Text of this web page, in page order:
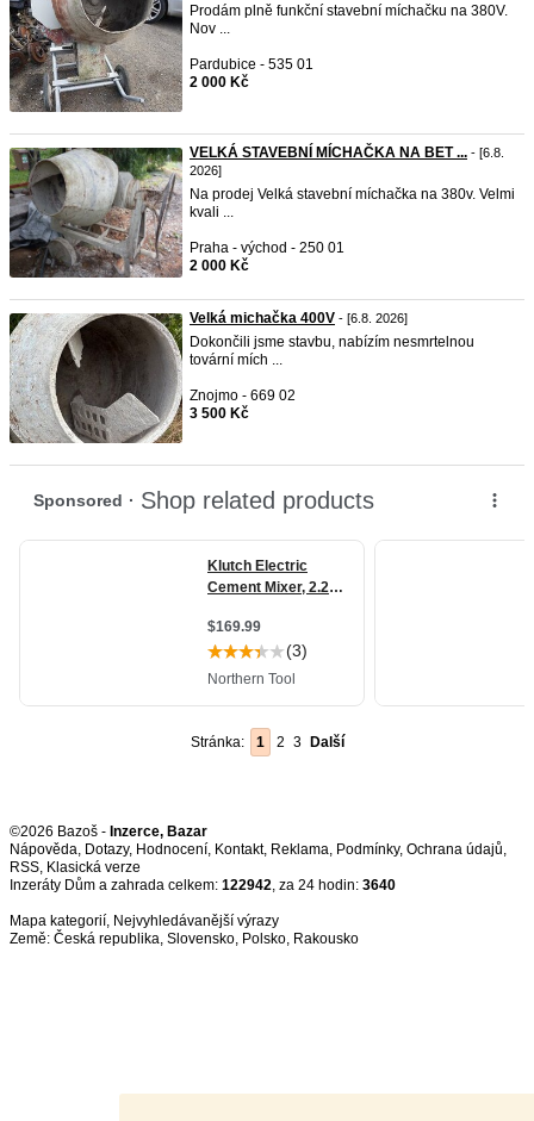
Prodám plně funkční stavební míchačku na 380V.
Nov ...
Pardubice - 535 01
2 000 Kč
VELKÁ STAVEBNÍ MÍCHAČKA NA BET ... - [6.8.
2026]
Na prodej Velká stavební míchačka na 380v. Velmi
kvali ...
Praha - východ - 250 01
2 000 Kč
Velká michačka 400V - [6.8. 2026]
Dokončili jsme stavbu, nabízím nesmrtelnou
tovární mích ...
Znojmo - 669 02
3 500 Kč
Stránka: 1 2 3 Další
©2026 Bazoš - Inzerce, Bazar
Nápověda, Dotazy, Hodnocení, Kontakt, Reklama, Podmínky, Ochrana údajů,
RSS,
Inzeráty Dům a zahrada celkem: 122942, za 24 hodin: 3640
Mapa kategorií, Nejvyhledávanější výrazy
Země: Česká republika, Slovensko, Polsko, Rakousko